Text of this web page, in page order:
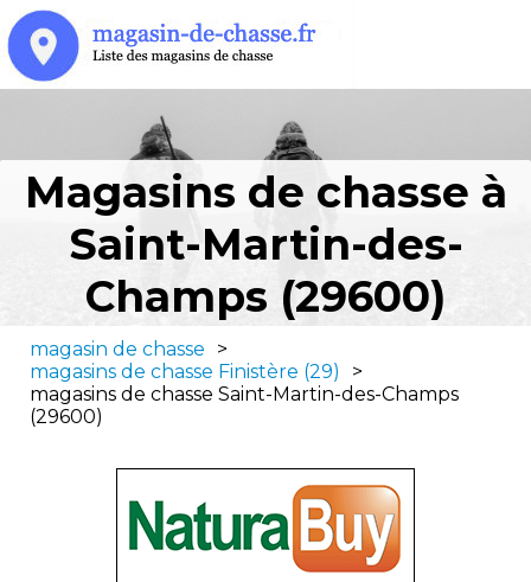
Magasins de chasse à
Saint-Martin-des-
Champs (29600)
magasin de chasse
>
magasins de chasse Finistère (29)
>
magasins de chasse Saint-Martin-des-Champs
(29600)